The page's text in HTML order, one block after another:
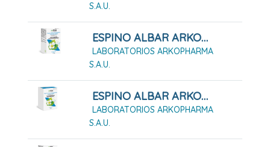
S.A.U.
ESPINO ALBAR ARKOPHARMA 48 CÁPSULAS DURAS
LABORATORIOS ARKOPHARMA
S.A.U.
ESPINO ALBAR ARKOPHARMA 84 CÁPSULAS DURAS
LABORATORIOS ARKOPHARMA
S.A.U.